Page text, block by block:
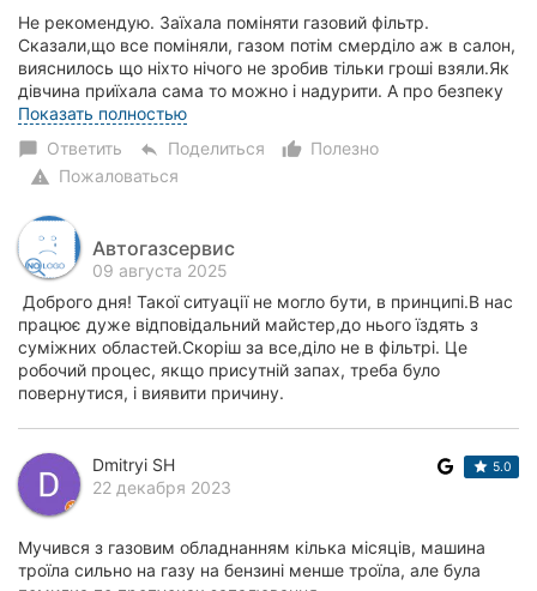
Не рекомендую. Заїхала поміняти газовий фільтр.
Сказали,що все поміняли, газом потім смерділо аж в салон,
вияснилось що ніхто нічого не зробив тільки гроші взяли.Як
дівчина приїхала сама то можно і надурити. А про безпеку
клієнтів ніхто не думає. Гол...
Показать полностью
chat_bubble Ответить reply Поделиться thumb_up_alt
Полезно
warning Пожаловаться
Автогазсервис
09 августа 2025
Доброго дня! Такої ситуації не могло бути, в принципі.В нас
працює дуже відповідальний майстер,до нього їздять з
суміжних областей.Скоріш за все,діло не в фільтрі. Це
робочий процес, якщо присутній запах, треба було
повернутися, і виявити причину.
Dmitryi SH
22 декабря 2023
5.0
Мучився з газовим обладнанням кілька місяців, машина
троїла сильно на газу на бензині менше троїла, але була